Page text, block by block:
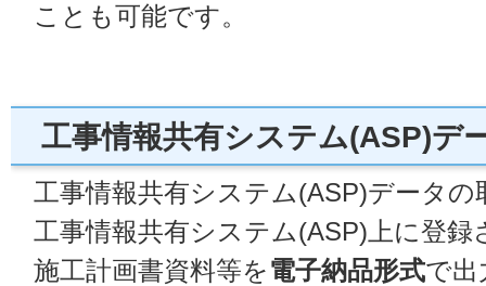
ことも可能です。
工事情報共有システム(ASP)デ
工事情報共有システム(ASP)データ
工事情報共有システム(ASP)上に登
施工計画書資料等を電子納品形式で出